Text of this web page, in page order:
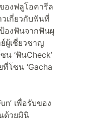
องฟลูโอคารีล
วเกี่ยวกับฟันที่
องฟันจากฟันผุ
ผู้เชี่ยวชาญ
‘ฟันCheck’
โซน ‘Gacha
เพื่อรับของ
ด้วยมินิ